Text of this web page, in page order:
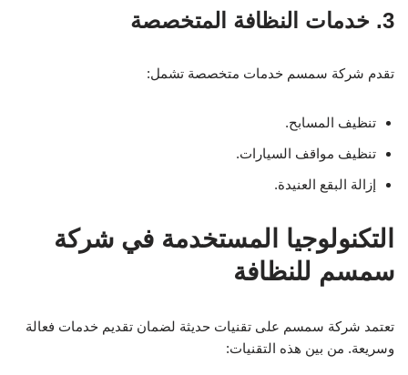
3. خدمات النظافة المتخصصة
تقدم شركة سمسم خدمات متخصصة تشمل:
تنظيف المسابح.
تنظيف مواقف السيارات.
إزالة البقع العنيدة.
التكنولوجيا المستخدمة في شركة
سمسم للنظافة
تعتمد شركة سمسم على تقنيات حديثة لضمان تقديم خدمات فعالة
وسريعة. من بين هذه التقنيات: